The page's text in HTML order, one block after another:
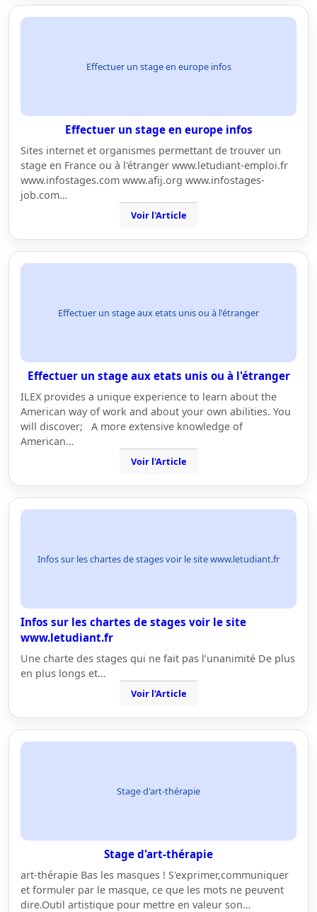
Effectuer un stage en europe infos
Effectuer un stage en europe infos
Sites internet et organismes permettant de trouver un
stage en France ou à l'étranger www.letudiant-emploi.fr
www.infostages.com www.afij.org www.infostages-
job.com…
Voir l'Article
Effectuer un stage aux etats unis ou à l'étranger
Effectuer un stage aux etats unis ou à l'étranger
ILEX provides a unique experience to learn about the
American way of work and about your own abilities. You
will discover; A more extensive knowledge of
American…
Voir l'Article
Infos sur les chartes de stages voir le site www.letudiant.fr
Infos sur les chartes de stages voir le site
www.letudiant.fr
Une charte des stages qui ne fait pas l’unanimité De plus
en plus longs et…
Voir l'Article
Stage d'art-thérapie
Stage d'art-thérapie
art-thérapie Bas les masques ! S'exprimer,communiquer
et formuler par le masque, ce que les mots ne peuvent
dire.Outil artistique pour mettre en valeur son…